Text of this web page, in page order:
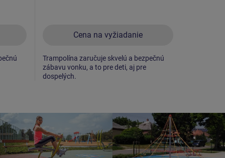
Cena na vyžiadanie
Trampolína zaručuje skvelú a bezpečnú
zábavu vonku, a to pre deti, aj pre
dospelých.